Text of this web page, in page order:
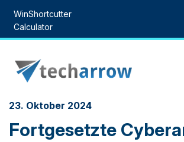
content
WinShortcutter
Calculator
23. Oktober 2024
Fortgesetzte